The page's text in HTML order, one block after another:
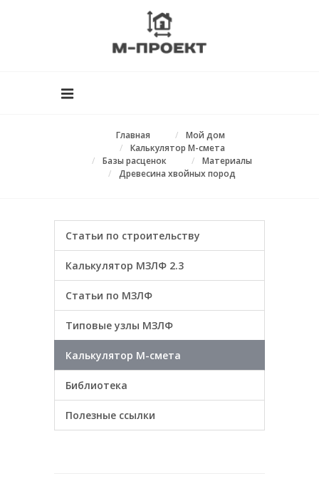
Главная
Мой дом
Калькулятор М-смета
Базы расценок
Материалы
Древесина хвойных пород
Статьи по строительству
Калькулятор МЗЛФ 2.3
Статьи по МЗЛФ
Типовые узлы МЗЛФ
Калькулятор М-смета
Библиотека
Полезные ссылки